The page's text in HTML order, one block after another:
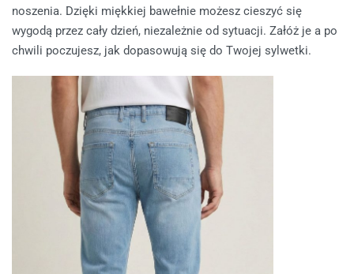
noszenia. Dzięki miękkiej bawełnie możesz cieszyć się
wygodą przez cały dzień, niezależnie od sytuacji. Załóż je a po
chwili poczujesz, jak dopasowują się do Twojej sylwetki.